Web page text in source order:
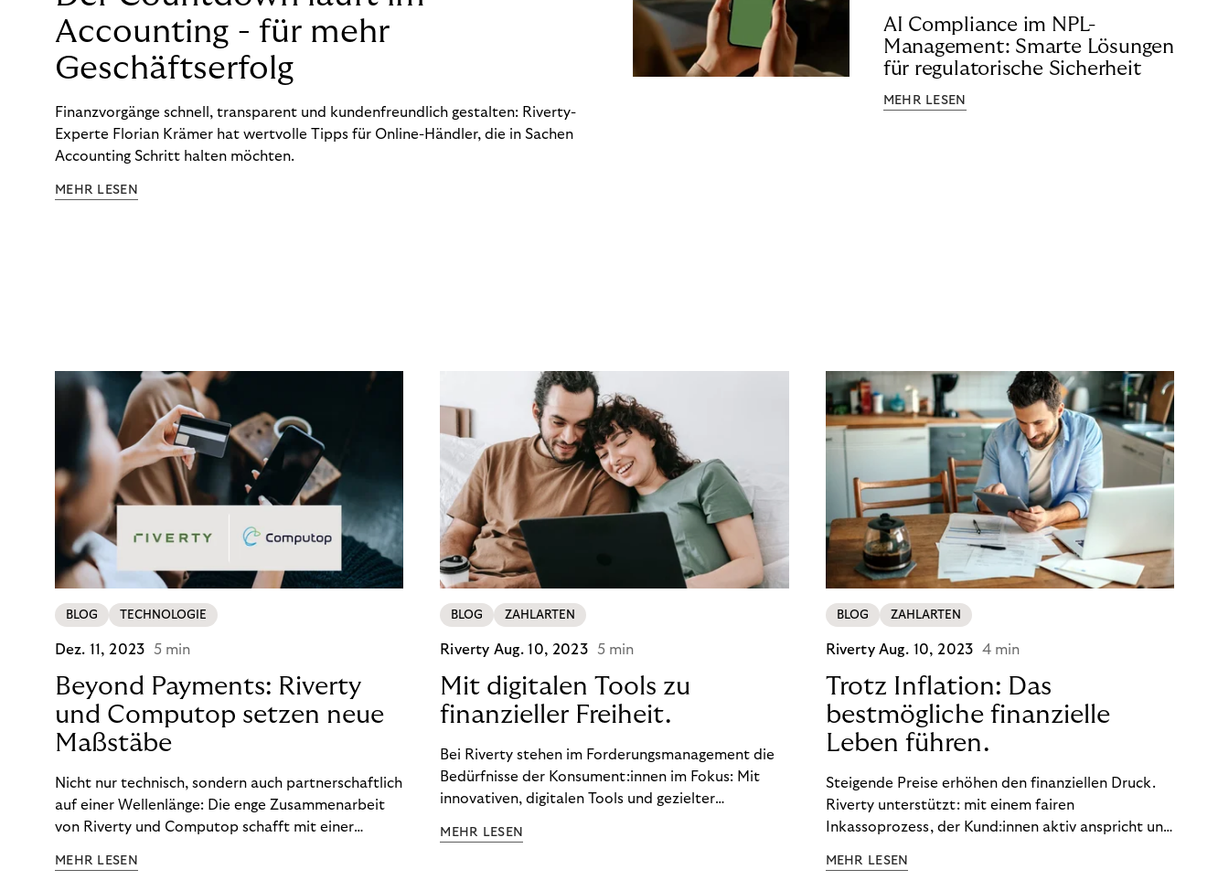
Accounting - für mehr
Geschäftserfolg
Finanzvorgänge schnell, transparent und kundenfreundlich gestalten: Riverty-
Experte Florian Krämer hat wertvolle Tipps für Online-Händler, die in Sachen
Accounting Schritt halten möchten.
MEHR LESEN
AI Compliance im NPL-
Management: Smarte Lösungen
für regulatorische Sicherheit
MEHR LESEN
BLOG TECHNOLOGIE
Dez. 11, 2023 5 min
Beyond Payments: Riverty
und Computop setzen neue
Maßstäbe
Nicht nur technisch, sondern auch partnerschaftlich
auf einer Wellenlänge: Die enge Zusammenarbeit
von Riverty und Computop schafft mit einer
Zahlungsabwicklung echte Mehrwerte für Händler.
MEHR LESEN
BLOG ZAHLARTEN
Riverty Aug. 10, 2023 5 min
Mit digitalen Tools zu
finanzieller Freiheit.
Bei Riverty stehen im Forderungsmanagement die
Bedürfnisse der Konsument:innen im Fokus: Mit
innovativen, digitalen Tools und gezielter
ein Leben in finanzieller Freiheit zu führen. So
MEHR LESEN
BLOG ZAHLARTEN
Riverty Aug. 10, 2023 4 min
Trotz Inflation: Das
bestmögliche finanzielle
Leben führen.
Steigende Preise erhöhen den finanziellen Druck.
Riverty unterstützt: mit einem fairen
Inkassoprozess, der Kund:innen aktiv anspricht und
Finanzbildung ermöglicht. So bleiben Menschen
MEHR LESEN